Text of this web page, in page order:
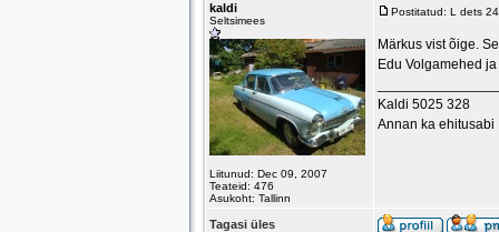
kaldi
Seltsimees
Liitunud: Dec 09, 2007
Teateid: 476
Asukoht: Tallinn
Postitatud: L dets
Märkus vist õige.
Edu Volgamehed
Kaldi 5025 328
Annan ka ehitusabi
Tagasi üles